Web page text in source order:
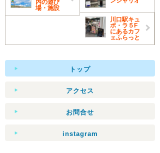
内の遊び
場・施設
川口駅キュ
ポ・ラ５F
にあるカフ
ェふらっと
トップ
アクセス
お問合せ
instagram